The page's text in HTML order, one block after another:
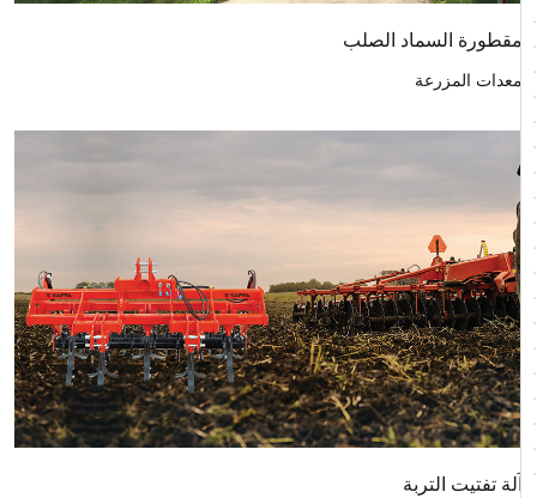
مقطورة السماد الصلب
معدات المزرعة
آلة تفتيت التربة